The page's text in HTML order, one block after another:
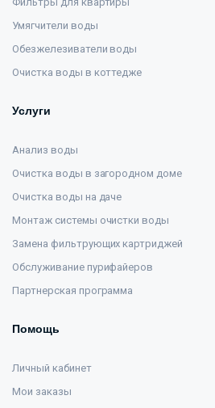
Умягчители воды
Обезжелезиватели воды
Очистка воды в коттедже
Услуги
Анализ воды
Очистка воды в загородном доме
Очистка воды на даче
Монтаж системы очистки воды
Замена фильтрующих картриджей
Обслуживание пурифайеров
Партнерская программа
Помощь
Личный кабинет
Мои заказы